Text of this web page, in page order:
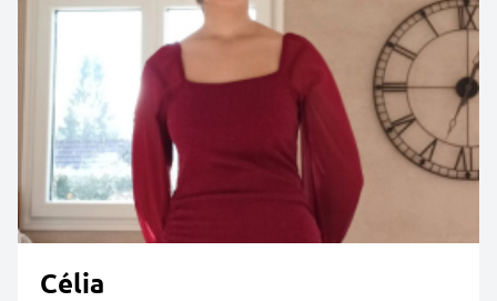
Célia